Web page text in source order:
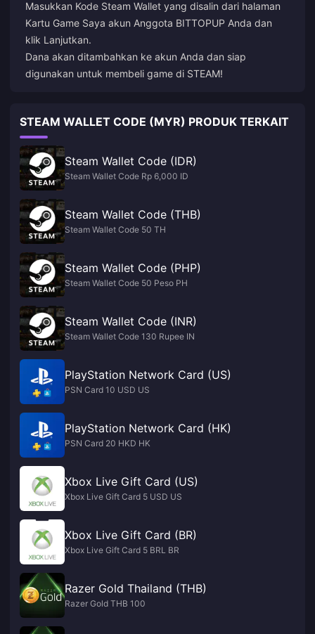
Masukkan Kode Steam Wallet yang disalin dari halaman
Kartu Game Saya akun Anggota BITTOPUP Anda dan
klik Lanjutkan.
Dana akan ditambahkan ke akun Anda dan siap
digunakan untuk membeli game di STEAM!
STEAM WALLET CODE (MYR) PRODUK TERKAIT
Steam Wallet Code (IDR)
Steam Wallet Code Rp 6,000 ID
Steam Wallet Code (THB)
Steam Wallet Code 50 TH
Steam Wallet Code (PHP)
Steam Wallet Code 50 Peso PH
Steam Wallet Code (INR)
Steam Wallet Code 130 Rupee IN
PlayStation Network Card (US)
PSN Card 10 USD US
PlayStation Network Card (HK)
PSN Card 20 HKD HK
Xbox Live Gift Card (US)
Xbox Live Gift Card 5 USD US
Xbox Live Gift Card (BR)
Xbox Live Gift Card 5 BRL BR
Razer Gold Thailand (THB)
Razer Gold THB 100